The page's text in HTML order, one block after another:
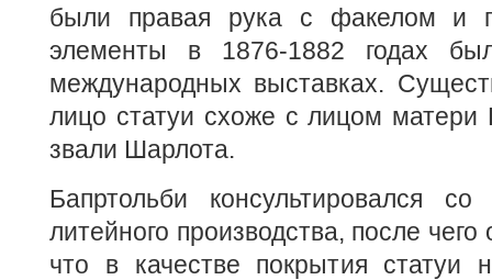
были правая рука с факелом и
элементы в 1876-1882 годах
международных выставках.
лицо статуи схоже с лицом матери
звали Шарлота.
Бапртольби консультировался
литейного производства, после
что в качестве покрытия статуи